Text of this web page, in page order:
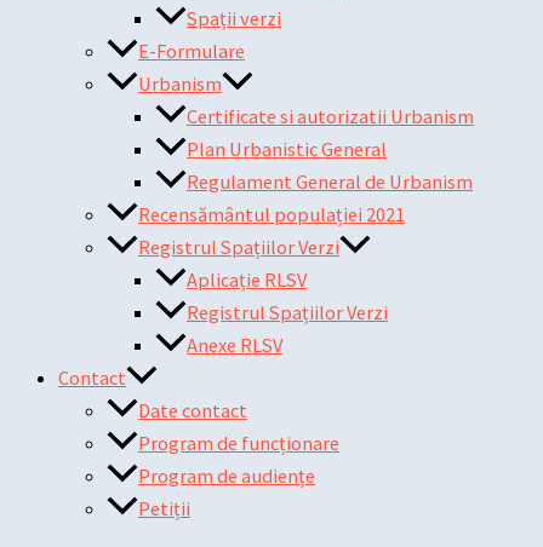
Spații verzi
E-Formulare
Urbanism
Certificate si autorizatii Urbanism
Plan Urbanistic General
Regulament General de Urbanism
Recensământul populației 2021
Registrul Spațiilor Verzi
Aplicație RLSV
Registrul Spațiilor Verzi
Anexe RLSV
Contact
Date contact
Program de funcționare
Program de audiențe
Petiții